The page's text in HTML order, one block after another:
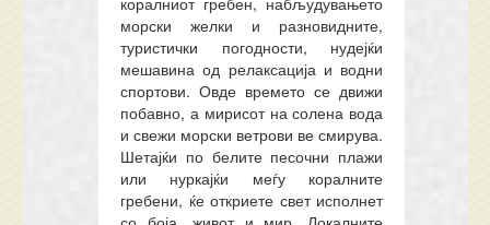
морски желки и разновидните,
туристички погодности, нудејќи
мешавина од релаксација и водни
спортови. Овде времето се движи
побавно, а мирисот на солена вода
и свежи морски ветрови ве смирува.
Шетајќи по белите песочни плажи
или нуркајќи меѓу коралните
гребени, ќе откриете свет исполнет